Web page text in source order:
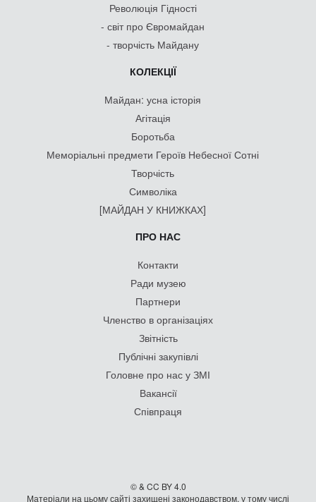
Революція Гідності
- світ про Євромайдан
- творчість Майдану
КОЛЕКЦІЇ
Майдан: усна історія
Агітація
Боротьба
Меморіальні предмети Героїв Небесної Сотні
Творчість
Символіка
[МАЙДАН У КНИЖКАХ]
ПРО НАС
Контакти
Ради музею
Партнери
Членство в організаціях
Звітність
Публічні закупівлі
Головне про нас у ЗМІ
Вакансії
Співпраця
© & CC BY 4.0
Матеріали на цьому сайті захищені законодавством, у тому числі